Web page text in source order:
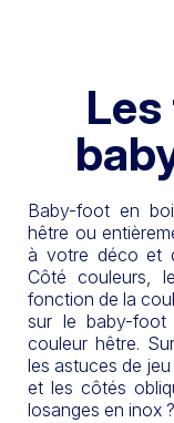
Baby-foot en
hêtre ou
à votre déco et
Côté couleurs,
fonction de la
sur le baby-
couleur hêtre.
les astuces de
et les côtés
losanges en inox ?